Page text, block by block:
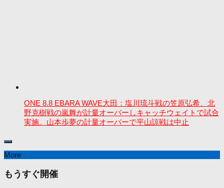
ONE 8.8 EBARA WAVE大田：塩川琉斗戦の笠原弘希、北
野克樹戦の嵐舞が計量オーバーしキャッチウェイトで試合
実施。山本歩夢の計量オーバーで平山諒戦は中止
More
もうすぐ開催